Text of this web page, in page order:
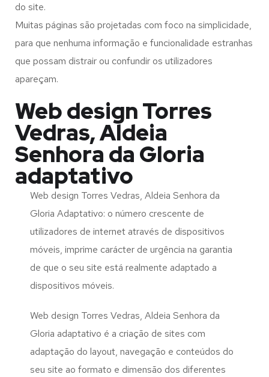
do site.
Muitas páginas são projetadas com foco na simplicidade,
para que nenhuma informação e funcionalidade estranhas
que possam distrair ou confundir os utilizadores
apareçam.
Web design Torres
Vedras, Aldeia
Senhora da Gloria
adaptativo
Web design Torres Vedras, Aldeia Senhora da
Gloria Adaptativo: o número crescente de
utilizadores de internet através de dispositivos
móveis, imprime carácter de urgência na garantia
de que o seu site está realmente adaptado a
dispositivos móveis.
Web design Torres Vedras, Aldeia Senhora da
Gloria adaptativo é a criação de sites com
adaptação do layout, navegação e conteúdos do
seu site ao formato e dimensão dos diferentes